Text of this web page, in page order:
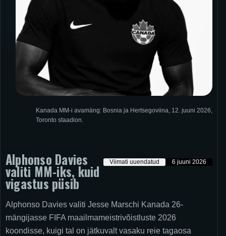
Kanada MM-i avamäng: Bosnia ja Hertsegoviina, 12. juuni 2026,
Toronto staadion.
Viimati uuendatud 6 juuni 2026
Alphonso Davies
valiti MM-iks, kuid
vigastus püsib
Alphonso Davies valiti Jesse Marschi Kanada 26-
mängijasse FIFA maailmameistrivõistluste 2026
koondisse, kuigi tal on jätkuvalt vasaku reie tagaosa